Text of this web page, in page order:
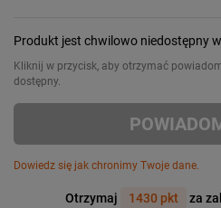
Produkt jest chwilowo niedostępny
Kliknij w przycisk, aby otrzymać
dostępny.
Dowiedz się jak chronimy Twoje dane.
Otrzymaj 1430 pkt za